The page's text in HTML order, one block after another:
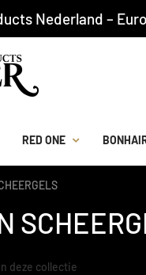
Nederland –
RED ONE
deze collectie